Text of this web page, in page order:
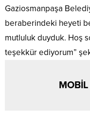
Gaziosmanpaşa
beraberindeki heyeti
mutluluk duyduk. Hoş
teşekkür ediyorum”